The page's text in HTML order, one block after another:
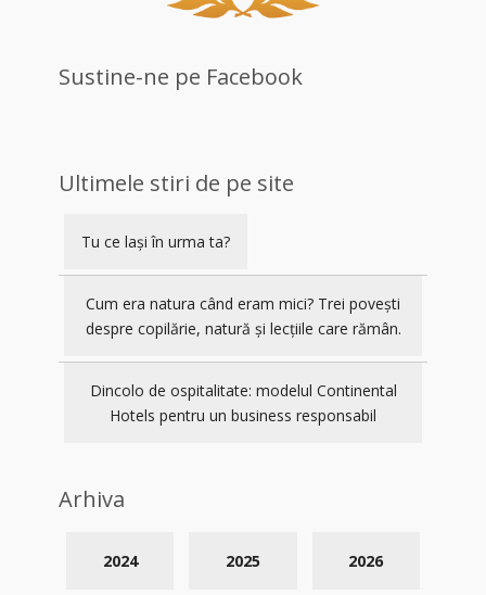
Sustine-ne pe Facebook
Ultimele stiri de pe site
Tu ce lași în urma ta?
Cum era natura când eram mici? Trei povești
despre copilărie, natură și lecțiile care rămân.
Dincolo de ospitalitate: modelul Continental
Hotels pentru un business responsabil
Arhiva
2026
2025
2024